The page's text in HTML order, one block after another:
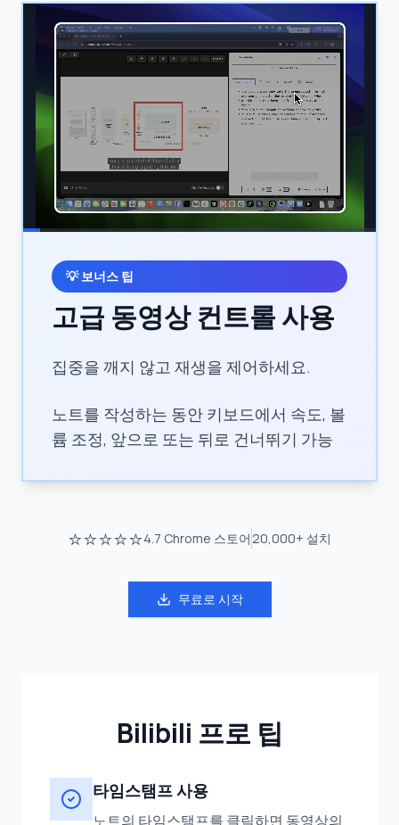
💡보너스 팁
고급 동영상 컨트롤 사용
집중을 깨지 않고 재생을 제어하세요.
노트를 작성하는 동안 키보드에서 속도, 볼
륨 조정, 앞으로 또는 뒤로 건너뛰기 가능
⭐⭐⭐⭐⭐4.7 Chrome 스토어20,000+ 설치
무료로 시작
Bilibili 프로 팁
타임스탬프 사용
노트의 타임스탬프를 클릭하면 동영상의